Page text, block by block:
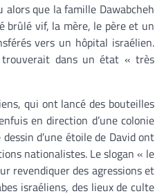
que la famille Dawabcheh
brûlé vif, la mère, le père et un
vers un hôpital israélien.
trouverait dans un état « très
qui ont lancé des bouteilles
en direction d’une colonie
d’une étoile de David ont
nationalistes. Le slogan « le
revendiquer des agressions et
israéliens, des lieux de culte